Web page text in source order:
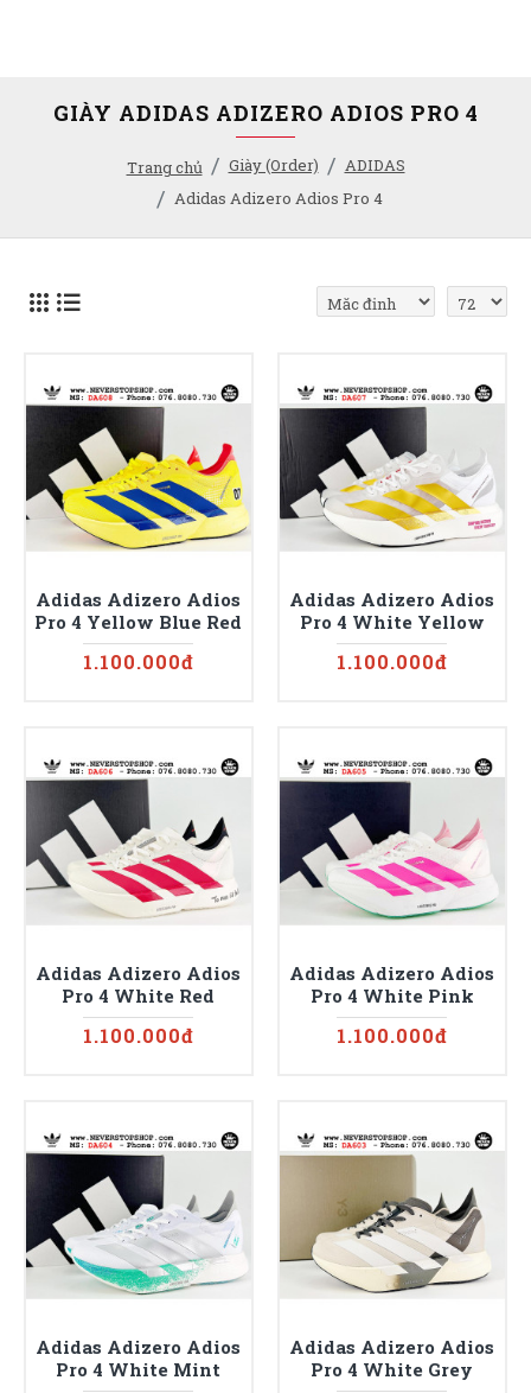
Trang chủ Giày (Order)
ADIDAS
Adidas Adizero Adios Pro 4
GIÀY ADIDAS ADIZERO ADIOS PRO 4
Adidas Adizero Adios
Pro 4 Yellow Blue Red
1.100.000đ
Adidas Adizero Adios
Pro 4 White Yellow
1.100.000đ
Adidas Adizero Adios
Pro 4 White Red
1.100.000đ
Adidas Adizero Adios
Pro 4 White Pink
1.100.000đ
Adidas Adizero Adios
Pro 4 White Mint
Adidas Adizero Adios
Pro 4 White Grey